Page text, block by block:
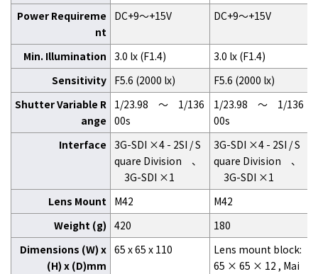
Power Requireme
nt
DC+9～+15V DC+9～+15V
Min. Illumination 3.0 lx (F1.4)
3.0 lx (F1.4)
Sensitivity F5.6 (2000 lx)
F5.6 (2000 lx)
Shutter Variable R
ange
1/23.98 ～ 1/136
00s
1/23.98 ～ 1/136
00s
Interface 3G-SDI ×4 - 2SI / S
quare Division 、
3G-SDI ×1
3G-SDI ×4 - 2SI / S
quare Division 、
3G-SDI ×1
Lens Mount M42
M42
Weight (g) 420
180
Dimensions (W) x
(H) x (D)mm
65 x 65 x 110
Lens mount block:
65 × 65 × 12 , Mai